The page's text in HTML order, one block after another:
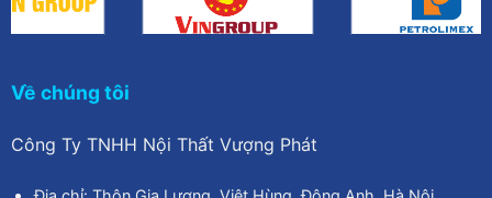
Về chúng tôi
Công Ty TNHH Nội Thất Vượng Phát